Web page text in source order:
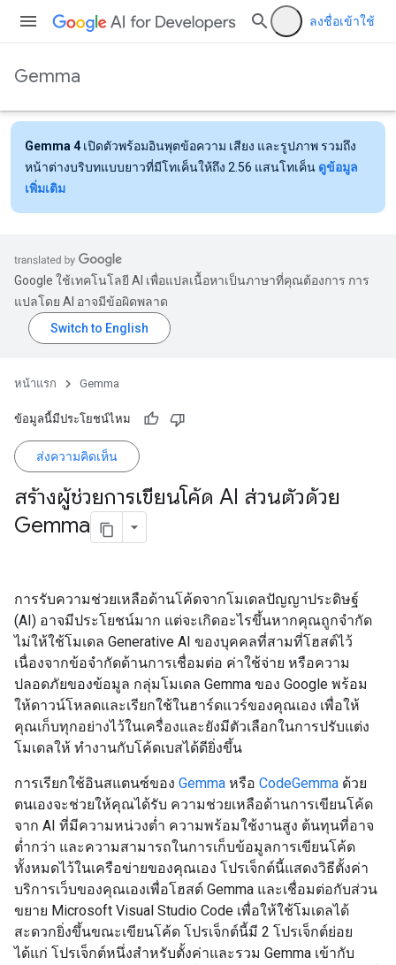
ลงชื่อเข้าใช้
Gemma
Gemma 4 เปิดตัวพร้อมอินพุตข้อความ เสียง และรูปภาพ รวมถึง
หน้าต่างบริบทแบบยาวที่มีโทเค็นให้ถึง 2.56 แสนโทเค็น ดูข้อมูล
เพิ่มเติม
Google ใช้เทคโนโลยี AI เพื่อแปลเนื้อหาเป็นภาษาที่คุณต้องการ การ
แปลโดย AI อาจมีข้อผิดพลาด
หน้าแรก Gemma
ข้อมูลนี้มีประโยชน์ไหม
ส่งความคิดเห็น
สร้างผู้ช่วยการเขียนโค้ด AI ส่วนตัวด้วย
Gemma
การรับความช่วยเหลือด้านโค้ดจากโมเดลปัญญาประดิษฐ์
(AI) อาจมีประโยชน์มาก แต่จะเกิดอะไรขึ้นหากคุณถูกจำกัด
ไม่ให้ใช้โมเดล Generative AI ของบุคคลที่สามที่โฮสต์ไว้
เนื่องจากข้อจำกัดด้านการเชื่อมต่อ ค่าใช้จ่าย หรือความ
ปลอดภัยของข้อมูล กลุ่มโมเดล Gemma ของ Google พร้อม
ให้ดาวน์โหลดและเรียกใช้ในฮาร์ดแวร์ของคุณเอง เพื่อให้
คุณเก็บทุกอย่างไว้ในเครื่องและยังมีตัวเลือกในการปรับแต่ง
โมเดลให้ ทำงานกับโค้ดเบสได้ดียิ่งขึ้น
การเรียกใช้อินสแตนซ์ของ Gemma หรือ CodeGemma ด้วย
ตนเองจะช่วยให้คุณได้รับ ความช่วยเหลือด้านการเขียนโค้ด
จาก AI ที่มีความหน่วงต่ำ ความพร้อมใช้งานสูง ต้นทุนที่อาจ
ต่ำกว่า และความสามารถในการเก็บข้อมูลการเขียนโค้ด
ทั้งหมดไว้ในเครือข่ายของคุณเอง โปรเจ็กต์นี้แสดงวิธีตั้งค่า
บริการเว็บของคุณเองเพื่อโฮสต์ Gemma และเชื่อมต่อกับส่วน
ขยาย Microsoft Visual Studio Code เพื่อให้ใช้โมเดลได้
สะดวกยิ่งขึ้นขณะเขียนโค้ด โปรเจ็กต์นี้มี 2 โปรเจ็กต์ย่อย
ได้แก่ โปรเจ็กต์หนึ่งสำหรับตั้งค่าและรวม Gemma เข้ากับ